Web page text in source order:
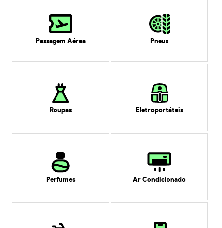
Passagem Aérea Pneus
Roupas Eletroportáteis
Perfumes Ar Condicionado